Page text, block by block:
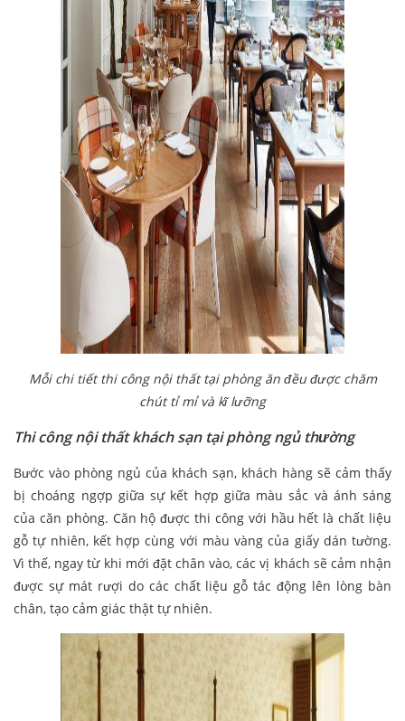
Mỗi chi tiết thi công nội thất tại phòng ăn đều được chăm
chút tỉ mỉ và kĩ lưỡng
Thi công nội thất khách sạn tại phòng ngủ thường
Bước vào phòng ngủ của khách sạn, khách hàng sẽ cảm thấy
bị choáng ngợp giữa sự kết hợp giữa màu sắc và ánh sáng
của căn phòng. Căn hộ được thi công với hầu hết là chất liệu
gỗ tự nhiên, kết hợp cùng với màu vàng của giấy dán tường.
Vì thế, ngay từ khi mới đặt chân vào, các vị khách sẽ cảm nhận
được sự mát rượi do các chất liệu gỗ tác động lên lòng bàn
chân, tạo cảm giác thật tự nhiên.